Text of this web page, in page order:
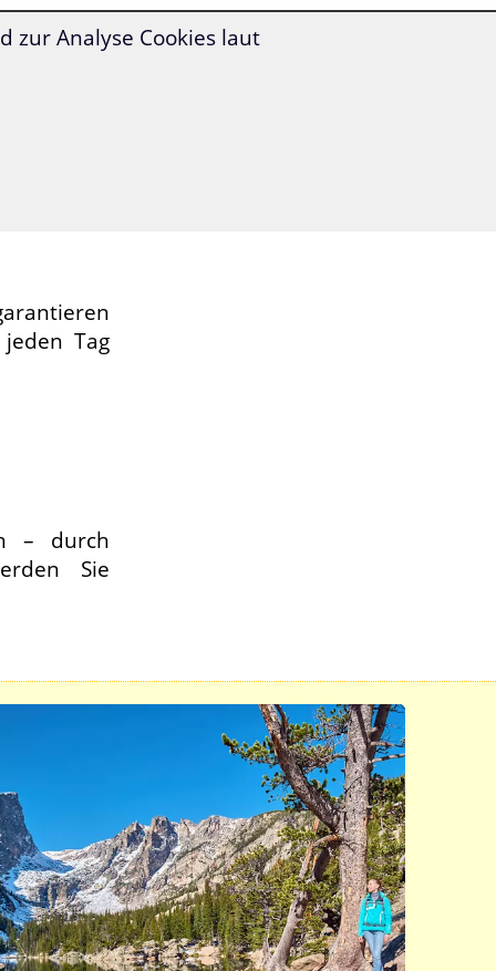
Sie
Tag
– durch
Sie
zur Analyse Cookies laut